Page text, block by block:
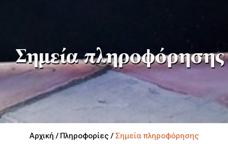
Σημεία πληροφόρησης
Αρχική / Πληροφορίες / Σημεία πληροφόρησης